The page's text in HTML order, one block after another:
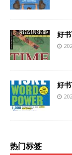
好
好
热门标签